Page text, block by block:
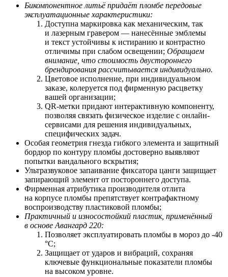
Бикомпонентное литьё придаёт пломбе передовые
эксплуатационные характеристики:
Доступна маркировка как механическим, так
и лазерным гравером — нанесённые эмблемы
и текст устойчивы к истиранию и контрастно
отличимы при слабом освещении; Обращаем
внимание, что стоимость двустороннего
брендирования рассчитывается индивидуально.
Цветовое исполнение, при индивидуальном
заказе, колеруется под фирменную расцветку
вашей организации;
QR-метки придают интерактивную компоненту,
позволяя связать физическое изделие с онлайн-
сервисами для решения индивидуальных,
специфических задач.
Особая геометрия гнезда гибкого элемента и защитный
бордюр по контуру пломбы достоверно выявляют
попытки вандального вскрытия;
Ультразвуковое запаивание фиксатора цанги защищает
запирающий элемент от постороннего доступа.
Фирменная атрибутика производителя отлита
на корпусе пломбы препятствует контрафактному
воспроизводству пластиковой пломбы;
Практичный и износостойкий пластик, применённый
в основе Авангард 220:
Позволяет эксплуатировать пломбы в мороз до -40
°С;
Защищает от ударов и вибраций, сохраняя
ключевые функциональные показатели пломбы
на высоком уровне.